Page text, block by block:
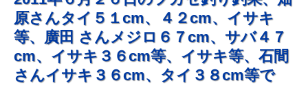
原さんタイ５１cm、４２cm、イサキ
等、廣田 さんメジロ６７cm、サバ４７
cm、イサキ３６cm等、イサキ等、石間
さんイサキ３６cm、タイ３８cm等で